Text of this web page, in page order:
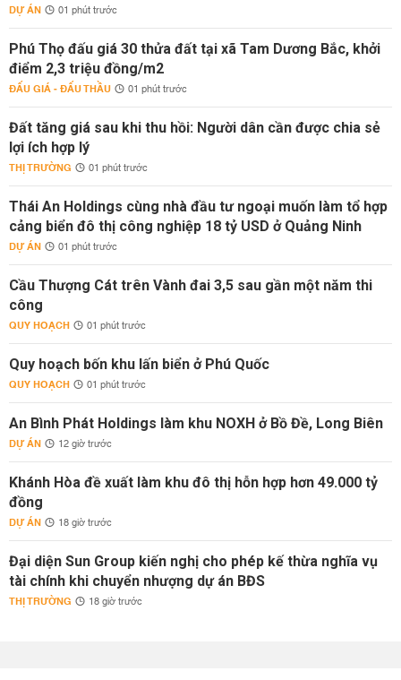
DỰ ÁN 01 phút trước
Phú Thọ đấu giá 30 thửa đất tại xã Tam Dương Bắc, khởi
điểm 2,3 triệu đồng/m2
ĐẤU GIÁ - ĐẤU THẦU 01 phút trước
Đất tăng giá sau khi thu hồi: Người dân cần được chia sẻ
lợi ích hợp lý
THỊ TRƯỜNG 01 phút trước
Thái An Holdings cùng nhà đầu tư ngoại muốn làm tổ hợp
cảng biển đô thị công nghiệp 18 tỷ USD ở Quảng Ninh
DỰ ÁN 01 phút trước
Cầu Thượng Cát trên Vành đai 3,5 sau gần một năm thi
công
QUY HOẠCH 01 phút trước
Quy hoạch bốn khu lấn biển ở Phú Quốc
QUY HOẠCH 01 phút trước
An Bình Phát Holdings làm khu NOXH ở Bồ Đề, Long Biên
DỰ ÁN 12 giờ trước
Khánh Hòa đề xuất làm khu đô thị hỗn hợp hơn 49.000 tỷ
đồng
DỰ ÁN 18 giờ trước
Đại diện Sun Group kiến nghị cho phép kế thừa nghĩa vụ
tài chính khi chuyển nhượng dự án BĐS
THỊ TRƯỜNG 18 giờ trước